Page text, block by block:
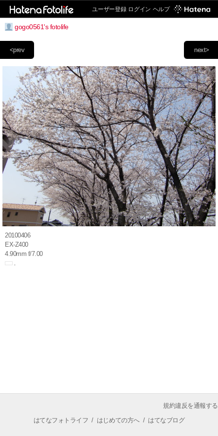
ユーザー登録 ログイン ヘルプ
gogo0561's fotolife
next>
<prev
20100406
EX-Z400
4.90mm f/7.00
規約違反を通報する
はてなフォトライフ / はじめての方へ/ はてなブログ